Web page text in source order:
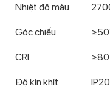
Nhiệt độ màu
Góc chiếu
CRI ≥80
Độ kín khít IP20